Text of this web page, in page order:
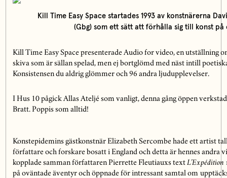
Kill Time Easy Space startades 1993 av konstnärerna
(Gbg) som ett sätt att förhålla sig till konst
Kill Time Easy Space presenterade Audio for video, en utställning
skiva som är sällan spelad, men ej bortglömd med näst intill
Konsistensen du aldrig glömmer och 96 andra ljudupplevelser.
I Hus 10 pågick Allas Ateljé som vanligt, denna gång öppen
Bratt. Poppis som alltid!
Konstepidemins gästkonstnär Elizabeth Sercombe hade ett artist
författare och forskare bosatt i England och detta är hennes andra
kopplade samman författaren Pierrette Fleutiauxs text L’Expédition
på oväntade äventyr och öppnade för intressant samtal om